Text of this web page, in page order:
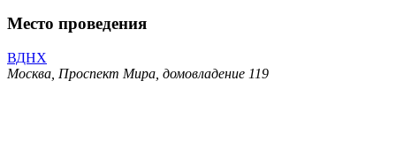
Место проведения
ВДНХ
Москва, Проспект Мира, домовладение 119